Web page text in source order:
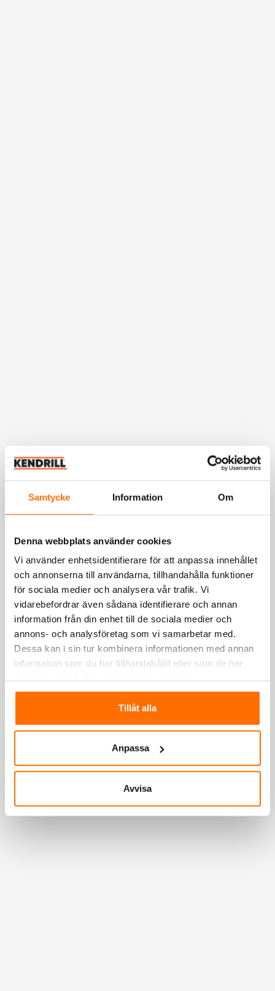
Samtycke Information Om
Denna webbplats använder cookies
Vi använder enhetsidentifierare för att anpassa innehållet
och annonserna till användarna, tillhandahålla funktioner
för sociala medier och analysera vår trafik. Vi
vidarebefordrar även sådana identifierare och annan
information från din enhet till de sociala medier och
annons- och analysföretag som vi samarbetar med.
Dessa kan i sin tur kombinera informationen med annan
information som du har tillhandahållit eller som de har
Tillåt alla
Anpassa
Avvisa